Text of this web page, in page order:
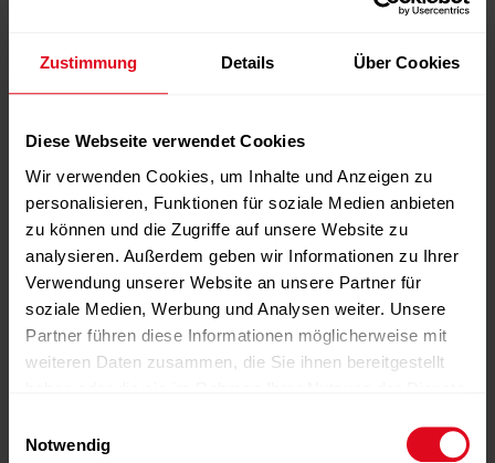
Zustimmung Details Über Cookies
Diese Webseite verwendet Cookies
Wir verwenden Cookies, um Inhalte und Anzeigen zu
personalisieren, Funktionen für soziale Medien anbieten
zu können und die Zugriffe auf unsere Website zu
analysieren. Außerdem geben wir Informationen zu Ihrer
Verwendung unserer Website an unsere Partner für
soziale Medien, Werbung und Analysen weiter. Unsere
Partner führen diese Informationen möglicherweise mit
weiteren Daten zusammen, die Sie ihnen bereitgestellt
Notwendig
NEWS,SLIDER
11.07.2024
Detail
weiterlesen